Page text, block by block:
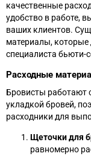
качественные
удобство в работе,
ваших клиентов.
материалы,
специалиста бьюти-
Расходные
Бровисты работают
укладкой бровей,
расходники для
Щеточки для
равномерно